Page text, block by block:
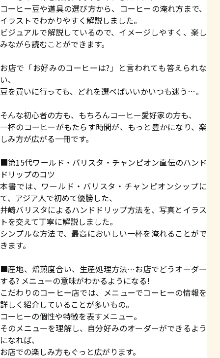
コーヒー豆や道具の選び方から、コーヒーの淹れ方まで、
イラストでわかりやすく解説しました。
ビジュアルで解説しているので、イメージしやすく、楽し
みながら読むことができます。
お店で「お好みのコーヒーは?」と言われても答えられな
い、
豆を買いに行っても、どれを選べばいいかいつも迷う…。
そんな初心者の方も、もちろんコーヒー愛好家の方も、
一杯のコーヒーがもたらす時間が、もっと豊かになり、楽
しみ方が広がる一冊です。
■第15代ワールド・バリスタ・チャンピオン直伝のハンド
ドリップのコツ
本書では、ワールド・バリスタ・チャンピオンシップに
て、アジア人で初めて優勝した、
井崎バリスタによるハンドドリップ方法を、写真とイラス
トを交えて丁寧に解説しました。
シンプルな方法で、最高においしい一杯を淹れることがで
きます。
■産地、焙煎度合い、生産処理方法…お店でどうオーダー
する? メニューの意味がわかるようになる!
こだわりのコーヒー店では、メニューでコーヒーの情報を
詳しく紹介していることが多いもの。
コーヒーの個性や特徴を表すメニュー。
そのメニューを理解し、自分好みのオーダーができるよう
になれば、
お店での楽しみ方もぐっと広がります。